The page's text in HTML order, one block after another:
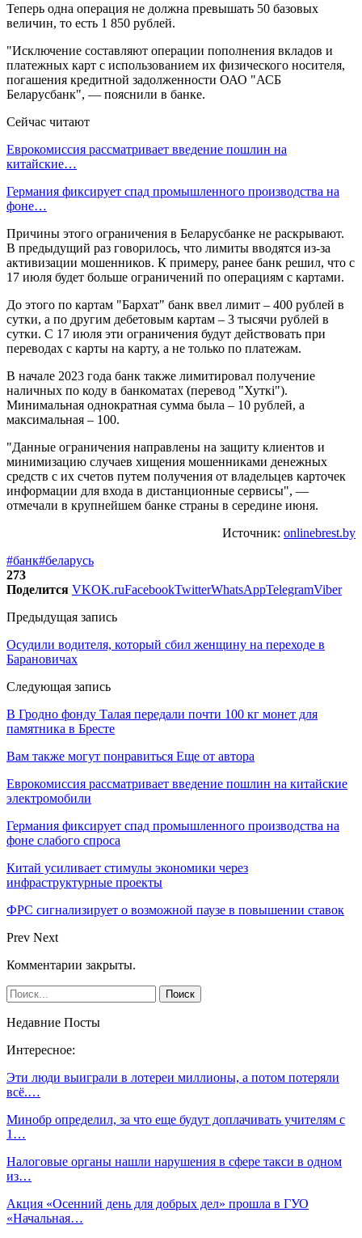
Теперь одна операция не должна превышать 50 базовых
величин, то есть 1 850 рублей.
"Исключение составляют операции пополнения вкладов и
платежных карт с использованием их физического носителя,
погашения кредитной задолженности ОАО "АСБ
Беларусбанк", — пояснили в банке.
Сейчас читают
Еврокомиссия рассматривает введение пошлин на
китайские…
Германия фиксирует спад промышленного производства на
фоне…
Причины этого ограничения в Беларусбанке не раскрывают.
В предыдущий раз говорилось, что лимиты вводятся из-за
активизации мошенников. К примеру, ранее банк решил, что с
17 июля будет больше ограничений по операциям с картами.
До этого по картам "Бархат" банк ввел лимит – 400 рублей в
сутки, а по другим дебетовым картам – 3 тысячи рублей в
сутки. С 17 июля эти ограничения будут действовать при
переводах с карты на карту, а не только по платежам.
В начале 2023 года банк также лимитировал получение
наличных по коду в банкоматах (перевод "Хуткі").
Минимальная однократная сумма была – 10 рублей, а
максимальная – 100.
"Данные ограничения направлены на защиту клиентов и
минимизацию случаев хищения мошенниками денежных
средств с их счетов путем получения от владельцев карточек
информации для входа в дистанционные сервисы", —
отмечали в крупнейшем банке страны в середине июня.
Источник: onlinebrest.by
#банк#беларусь
273
Поделится VKOK.ruFacebookTwitterWhatsAppTelegramViber
Предыдущая запись
Осудили водителя, который сбил женщину на переходе в
Барановичах
Следующая запись
В Гродно фонду Талая передали почти 100 кг монет для
памятника в Бресте
Вам также могут понравиться Еще от автора
Еврокомиссия рассматривает введение пошлин на китайские
электромобили
Германия фиксирует спад промышленного производства на
фоне слабого спроса
Китай усиливает стимулы экономики через
инфраструктурные проекты
ФРС сигнализирует о возможной паузе в повышении ставок
Prev Next
Комментарии закрыты.
Недавние Посты
Интересное:
Эти люди выиграли в лотереи миллионы, а потом потеряли
всё.…
Минобр определил, за что еще будут доплачивать учителям с
1…
Налоговые органы нашли нарушения в сфере такси в одном
из…
Акция «Осенний день для добрых дел» прошла в ГУО
«Начальная…